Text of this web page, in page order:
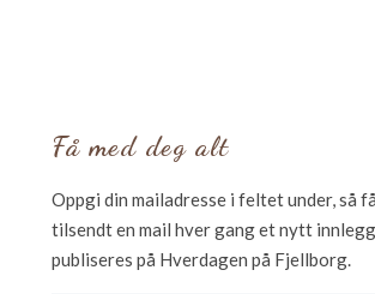
Få med deg alt
Oppgi din mailadresse i feltet under, så
tilsendt en mail hver gang et nytt innlegg
publiseres på Hverdagen på Fjellborg.